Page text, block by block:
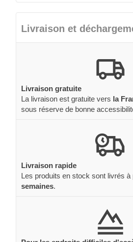
Livraison et
Livraison gratuite
La livraison est gratuite vers la
sous réserve de bonne
Livraison rapide
Les produits en stock sont livrés à
semaines.